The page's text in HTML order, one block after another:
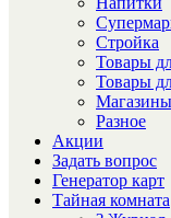
Стройка
Товары
Товары
Магазины
Разное
Акции
Задать вопрос
Генератор карт
Тайная комната